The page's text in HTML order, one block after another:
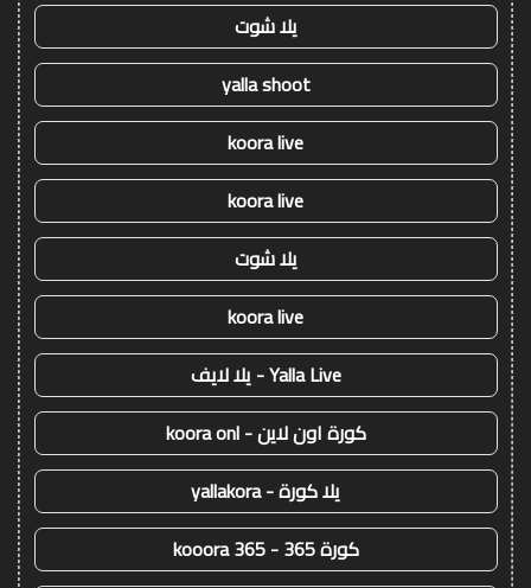
يلا شوت
yalla shoot
koora live
koora live
يلا شوت
koora live
Yalla Live - يلا لايف
كورة اون لاين - koora onl
يلا كورة - yallakora
كورة 365 - kooora 365